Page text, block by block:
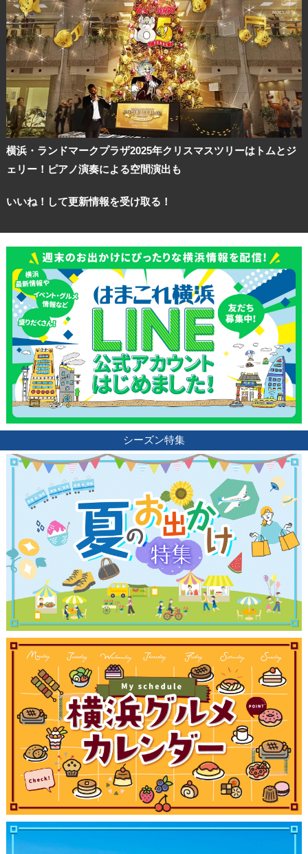
横浜・ランドマークプラザ2025年クリスマスツリーはトムとジ
ェリー！ピアノ演奏による空間演出も
いいね！して更新情報を受け取る！
シーズン特集
観光ガイド
ランキング
ブログ記事
サイトについて